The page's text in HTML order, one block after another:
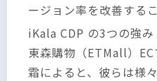
ージョン率を改善する
iKala CDP の3つの強み
東森購物（ETMall）
霜によると、彼らは様